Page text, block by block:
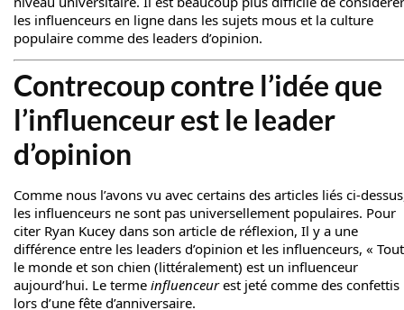
les influenceurs en ligne dans les sujets mous et la culture
populaire comme des leaders d’opinion.
Contrecoup contre l’idée que
l’influenceur est le leader
d’opinion
Comme nous l’avons vu avec certains des articles liés ci-
les influenceurs ne sont pas universellement populaires. Pour
citer Ryan Kucey dans son article de réflexion, Il y a une
différence entre les leaders d’opinion et les influenceurs, « Tout
le monde et son chien (littéralement) est un influenceur
aujourd’hui. Le terme influenceurest jeté comme des confettis
lors d’une fête d’anniversaire.